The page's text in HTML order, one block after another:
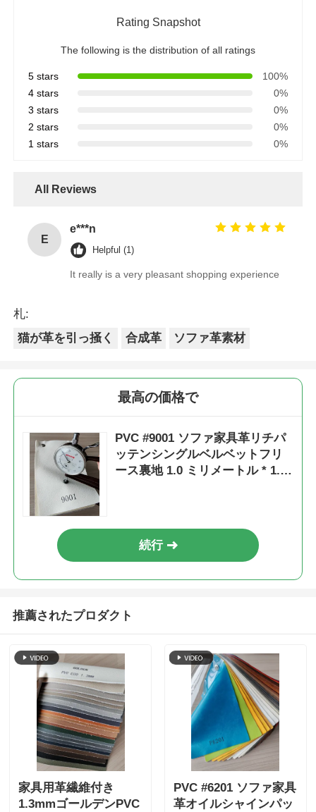
Rating Snapshot
The following is the distribution of all ratings
5 stars
100%
4 stars
0%
3 stars
0%
2 stars
0%
1 stars
0%
All Reviews
E
e***n
Helpful (1)
It really is a very pleasant shopping experience
札:
猫が革を引っ掻く
合成革 ソファ革素材
最高の価格で
PVC #9001 ソファ家具革リチパ
ッテンシングルベルベットフリ
ース裏地 1.0 ミリメートル * 1.4
続行
推薦されたプロダクト
家具用革繊維付き
1.3mmゴールデンPVC
PVC #6201 ソファ家具
革オイルシャインパッ